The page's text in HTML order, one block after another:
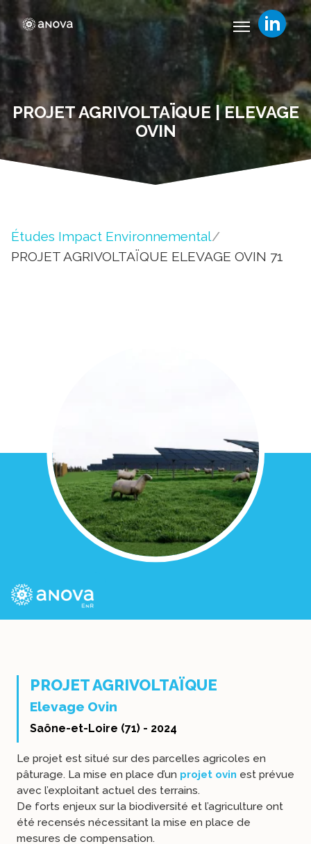
PROJET AGRIVOLTAÏQUE | ELEVAGE
OVIN
Études Impact Environnemental/
PROJET AGRIVOLTAÏQUE ELEVAGE OVIN 71
PROJET AGRIVOLTAÏQUE
Elevage Ovin
Saône-et-Loire (71) - 2024
Le projet est situé sur des parcelles agricoles en
pâturage. La mise en place d’un projet ovin est prévue
avec l’exploitant actuel des terrains.
De forts enjeux sur la biodiversité et l’agriculture ont
été recensés nécessitant la mise en place de
mesures de compensation.